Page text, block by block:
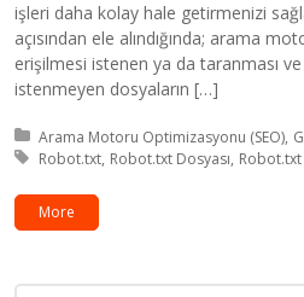
işleri daha kolay hale getirmenizi
açısından ele alındığında; arama
erişilmesi istenen ya da taranması
istenmeyen dosyaların […]
Kategori:
Arama Motoru Optimizasyonu (SEO)
Etiket:
Robot.txt Robot.txt Dosyası
More